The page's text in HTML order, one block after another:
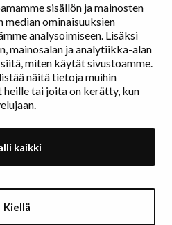
sisällön ja mainosten
median ominaisuuksien
analysoimiseen. Lisäksi
mainosalan ja analytiikka-alan
miten käytät sivustoamme.
näitä tietoja muihin
tai joita on kerätty, kun
kaikki
Kiellä